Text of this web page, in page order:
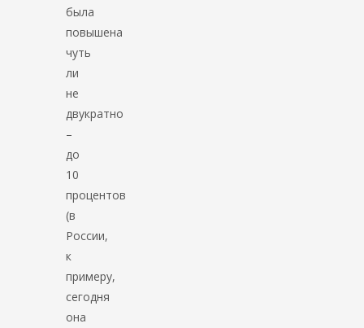
была
повышена
чуть
ли
не
двукратно
–
до
10
процентов
(в
России,
к
примеру,
сегодня
она